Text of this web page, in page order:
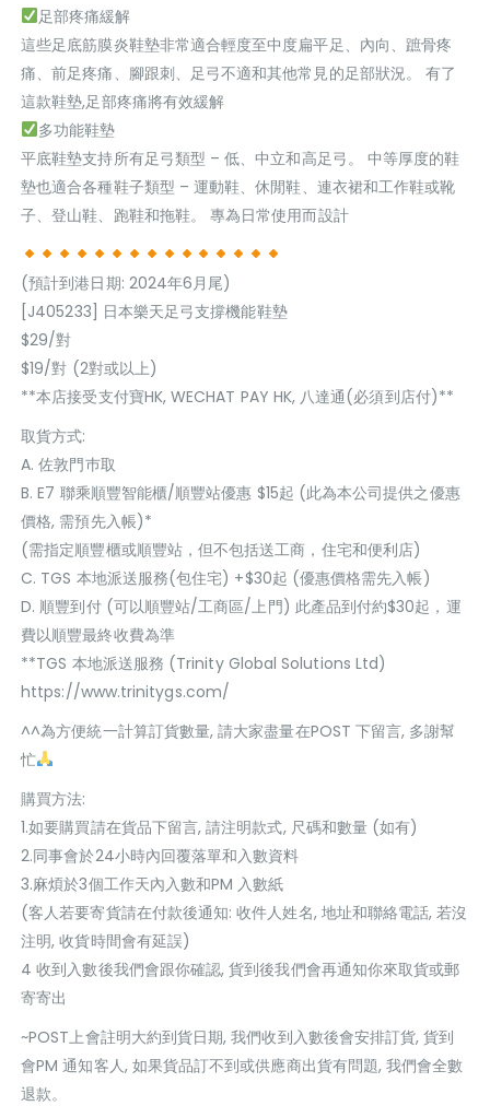
足部疼痛緩解
這些足底筋膜炎鞋墊非常適合輕度至中度扁平足、內向、蹠骨疼
痛、前足疼痛、腳跟刺、足弓不適和其他常見的足部狀況。 有了
這款鞋墊,足部疼痛將有效緩解
多功能鞋墊
平底鞋墊支持所有足弓類型 – 低、中立和高足弓。 中等厚度的鞋
墊也適合各種鞋子類型 – 運動鞋、休閒鞋、連衣裙和工作鞋或靴
子、登山鞋、跑鞋和拖鞋。 專為日常使用而設計
(預計到港日期: 2024年6月尾)
[J405233] 日本樂天足弓支撐機能鞋墊
$29/對
$19/對 (2對或以上)
**本店接受支付寶HK, WECHAT PAY HK, 八達通(必須到店付)**
取貨方式:
A. 佐敦門巿取
B. E7 聯乘順豐智能櫃/順豐站優惠 $15起 (此為本公司提供之優惠
價格, 需預先入帳)*
(需指定順豐櫃或順豐站，但不包括送工商，住宅和便利店)
C. TGS 本地派送服務(包住宅) +$30起 (優惠價格需先入帳)
D. 順豐到付 (可以順豐站/工商區/上門) 此產品到付約$30起，運
費以順豐最終收費為準
**TGS 本地派送服務 (Trinity Global Solutions Ltd)
https://www.trinitygs.com/
^^為方便統一計算訂貨數量, 請大家盡量在POST 下留言, 多謝幫
忙
購買方法:
1.如要購買請在貨品下留言, 請注明款式, 尺碼和數量 (如有)
2.同事會於24小時內回覆落單和入數資料
3.麻煩於3個工作天內入數和PM 入數紙
(客人若要寄貨請在付款後通知: 收件人姓名, 地址和聯絡電話, 若沒
注明, 收貨時間會有延誤)
4 收到入數後我們會跟你確認, 貨到後我們會再通知你來取貨或郵
寄寄出
~POST上會註明大約到貨日期, 我們收到入數後會安排訂貨, 貨到
會PM 通知客人, 如果貨品訂不到或供應商出貨有問題, 我們會全數
退款。